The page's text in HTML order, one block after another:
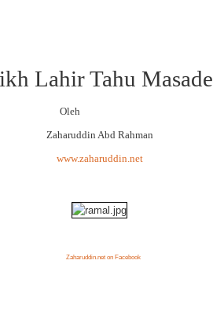
Lahir Tahu
Oleh
Zaharuddin Abd Rahman
www.zaharuddin.net
Zaharuddin.net on Facebook